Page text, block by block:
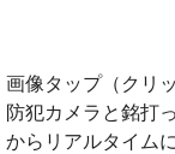
画像タップ（クリ
防犯カメラと銘打
からリアルタイム